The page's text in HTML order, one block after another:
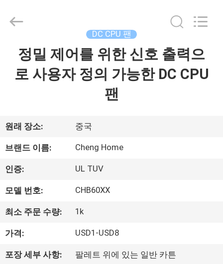
VR
우
리
에
대
Cheng
Home
Reserved.
DC CPU 팬
정밀 제어를 위한 신호 출력으
로 사용자 정의 가능한 DC CPU
팬
원래 장소: 중국
브랜드 이름: Cheng Home
인증: UL TUV
모델 번호: CHB60XX
최소 주문 수량: 1k
가격: USD1-USD8
포장 세부 사항: 팔레트 위에 있는 일반 카튼